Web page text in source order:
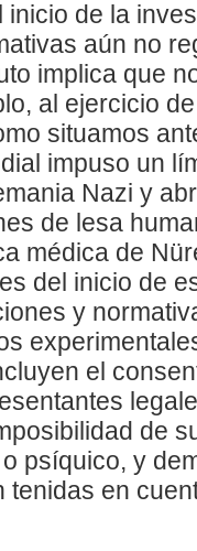
inicio de la
aún no
implica que
al ejercicio
situamos
impuso un
Nazi y
de lesa
médica de
del inicio de
y
el
de
psíquico, y
tenidas en